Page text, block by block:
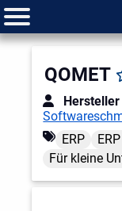
QOMET
ERP
Für kleine